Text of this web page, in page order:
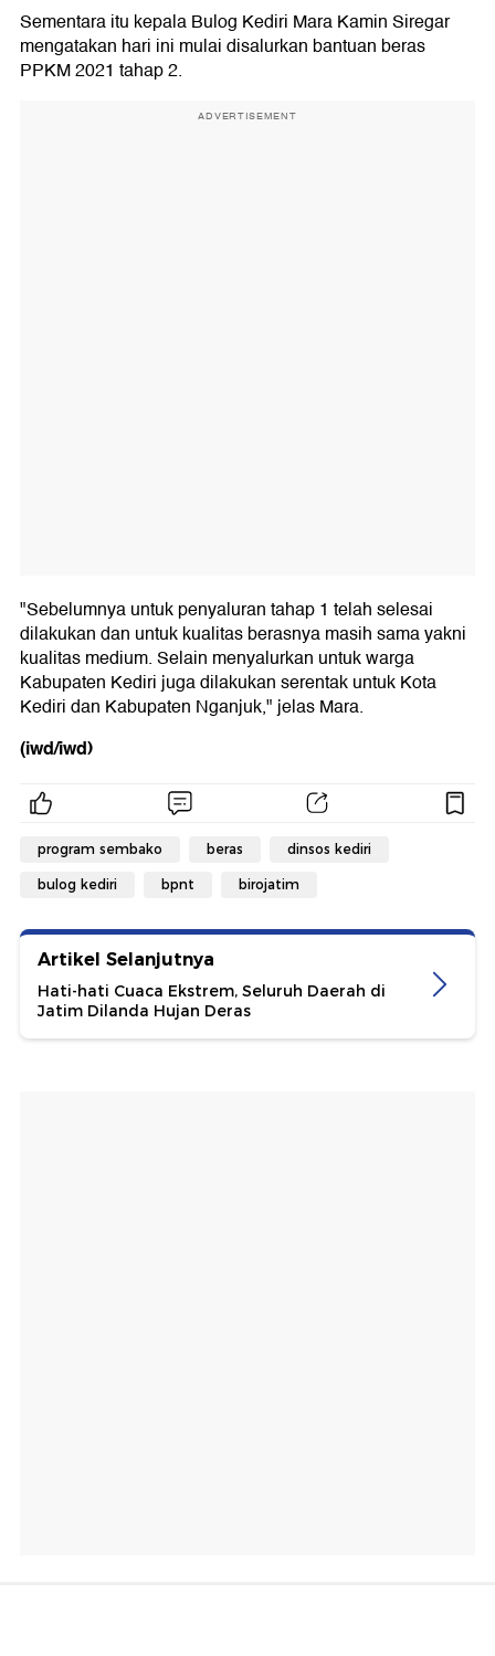
Sementara itu kepala Bulog Kediri Mara Kamin Siregar
mengatakan hari ini mulai disalurkan bantuan beras
PPKM 2021 tahap 2.
ADVERTISEMENT
"Sebelumnya untuk penyaluran tahap 1 telah selesai
dilakukan dan untuk kualitas berasnya masih sama yakni
kualitas medium. Selain menyalurkan untuk warga
Kabupaten Kediri juga dilakukan serentak untuk Kota
Kediri dan Kabupaten Nganjuk," jelas Mara.
(iwd/iwd)
program sembako beras dinsos kediri
bulog kediri bpnt birojatim
Artikel Selanjutnya
Hati-hati Cuaca Ekstrem, Seluruh Daerah di
Jatim Dilanda Hujan Deras